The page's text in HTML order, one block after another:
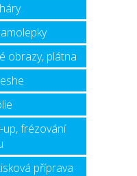
obrazy, plátna
up, frézování
příprava